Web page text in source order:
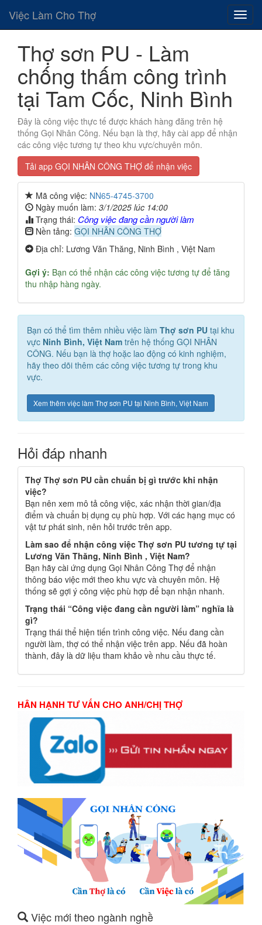
Việc Làm Cho Thợ
Thợ sơn PU - Làm
chống thấm công trình
tại Tam Cốc, Ninh Bình
Đây là công việc thực tế được khách hàng đăng trên hệ
thống Gọi Nhân Công. Nếu bạn là thợ, hãy cài app để nhận
các công việc tương tự theo khu vực/chuyên môn.
Tải app GỌI NHÂN CÔNG THỢ để nhận việc
Mã công việc: NN65-4745-3700
Ngày muốn làm: 3/1/2025 lúc 14:00
Trạng thái: Công việc đang cần người làm
Nền tảng: GỌI NHÂN CÔNG THỢ
Địa chỉ: Lương Văn Thăng, Ninh Bình , Việt Nam
Gợi ý: Bạn có thể nhận các công việc tương tự để tăng
thu nhập hàng ngày.
Bạn có thể tìm thêm nhiều việc làm Thợ sơn PU tại khu
vực Ninh Bình, Việt Nam trên hệ thống GỌI NHÂN
CÔNG. Nếu bạn là thợ hoặc lao động có kinh nghiệm,
hãy theo dõi thêm các công việc tương tự trong khu
vực.
Xem thêm việc làm Thợ sơn PU tại Ninh Bình, Việt Nam
Hỏi đáp nhanh
Thợ Thợ sơn PU cần chuẩn bị gì trước khi nhận
việc?
Bạn nên xem mô tả công việc, xác nhận thời gian/địa
điểm và chuẩn bị dụng cụ phù hợp. Với các hạng mục có
vật tư phát sinh, nên hỏi trước trên app.
Làm sao để nhận công việc Thợ sơn PU tương tự tại
Lương Văn Thăng, Ninh Bình , Việt Nam?
Bạn hãy cài ứng dụng Gọi Nhân Công Thợ để nhận
thông báo việc mới theo khu vực và chuyên môn. Hệ
thống sẽ gợi ý công việc phù hợp để bạn nhận nhanh.
Trạng thái “Công việc đang cần người làm” nghĩa là
gì?
Trạng thái thể hiện tiến trình công việc. Nếu đang cần
người làm, thợ có thể nhận việc trên app. Nếu đã hoàn
thành, đây là dữ liệu tham khảo về nhu cầu thực tế.
HÂN HẠNH TƯ VẤN CHO ANH/CHỊ THỢ
Việc mới theo ngành nghề